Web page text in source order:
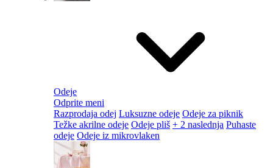
Odeje
Odprite meni
Razprodaja odej Luksuzne odeje Odeje za piknik
Težke akrilne odeje Odeje pliš + 2 naslednja Puhaste
odeje Odeje iz mikrovlaken